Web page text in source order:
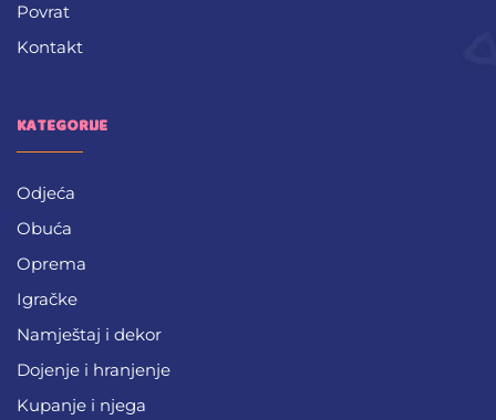
Povrat
Kontakt
KATEGORIJE
Odjeća
Obuća
Oprema
Igračke
Namještaj i dekor
Dojenje i hranjenje
Kupanje i njega